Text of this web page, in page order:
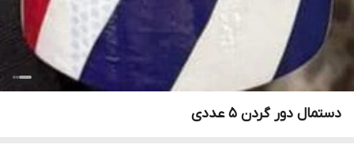
دستمال دور گردن ۵ عددی